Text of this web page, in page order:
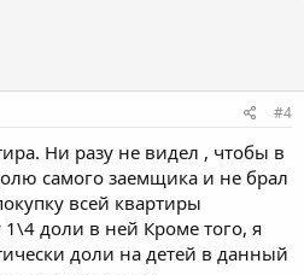
#4
Ни разу не видел , чтобы в
самого заемщика и не брал
всей квартиры
1\4 доли в ней Кроме того, я
доли на детей в данный